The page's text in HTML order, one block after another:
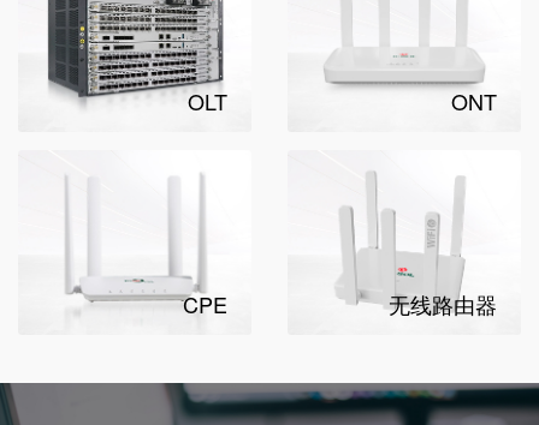
OLT ONT
CPE 无线路由器